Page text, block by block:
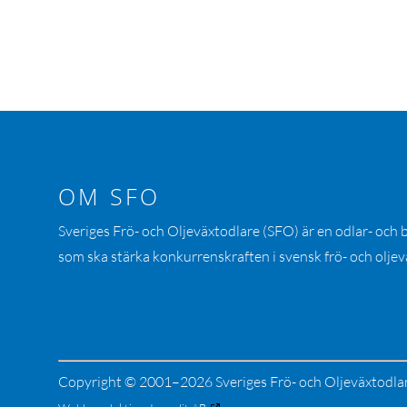
OM SFO
Sveriges Frö- och Oljeväxtodlare (SFO) är en odlar- och
som ska stärka konkurrenskraften i svensk frö- och
Copyright © 2001–2026 Sveriges Frö- och